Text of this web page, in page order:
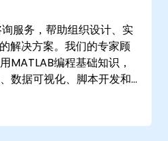
服务，帮助组织设计、实
解决方案。我们的专家顾
MATLAB编程基础知识，
数据可视化、脚本开发和
如Financial Toolbox）进
统计分析。我们的咨询服